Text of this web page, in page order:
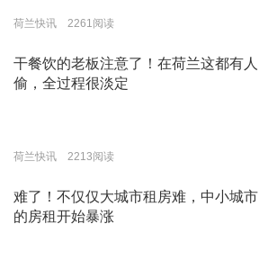
荷兰快讯 2261阅读
干餐饮的老板注意了！在荷兰这都有人
偷，全过程很淡定
荷兰快讯 2213阅读
难了！不仅仅大城市租房难，中小城市
的房租开始暴涨